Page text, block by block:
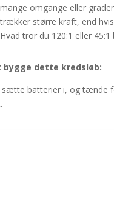
mange omgange eller
trækker større kraft, end
Hvad tror du 120:1 eller 45:1
bygge dette kredsløb:
sætte batterier i, og tænde